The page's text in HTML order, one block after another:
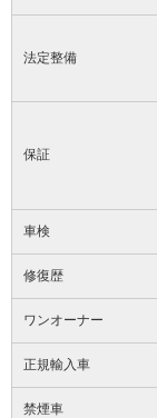
法定整備
保証
車検
修復歴
ワンオーナー
正規輸入車
禁煙車